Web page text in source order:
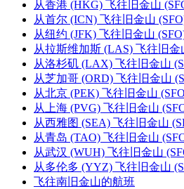
从香港 (HKG) 飞往旧金山
从首尔 (ICN) 飞往旧金山
从纽约 (JFK) 飞往旧金山
从拉斯维加斯 (LAS) 飞往旧金
从洛杉矶 (LAX) 飞往旧金山
从芝加哥 (ORD) 飞往旧金山
从北京 (PEK) 飞往旧金山
从上海 (PVG) 飞往旧金山
从西雅图 (SEA) 飞往旧金山
从青岛 (TAO) 飞往旧金山
从武汉 (WUH) 飞往旧金山
从多伦多 (YYZ) 飞往旧金山
飞往南旧金山的航班